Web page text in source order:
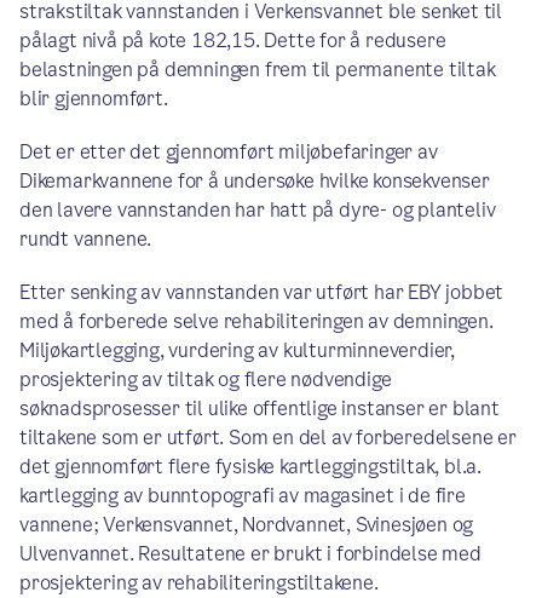
strakstiltak vannstanden i Verkensvannet ble senket til
pålagt nivå på kote 182,15. Dette for å redusere
belastningen på demningen frem til permanente tiltak
blir gjennomført.
Det er etter det gjennomført miljøbefaringer av
Dikemarkvannene for å undersøke hvilke konsekvenser
den lavere vannstanden har hatt på dyre- og planteliv
rundt vannene.
Etter senking av vannstanden var utført har EBY jobbet
med å forberede selve rehabiliteringen av demningen.
Miljøkartlegging, vurdering av kulturminneverdier,
prosjektering av tiltak og flere nødvendige
søknadsprosesser til ulike offentlige instanser er blant
tiltakene som er utført. Som en del av forberedelsene er
det gjennomført flere fysiske kartleggingstiltak, bl.a.
kartlegging av bunntopografi av magasinet i de fire
vannene; Verkensvannet, Nordvannet, Svinesjøen og
Ulvenvannet. Resultatene er brukt i forbindelse med
prosjektering av rehabiliteringstiltakene.